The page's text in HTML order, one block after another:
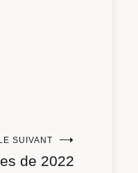
SUIVANT
de 2022